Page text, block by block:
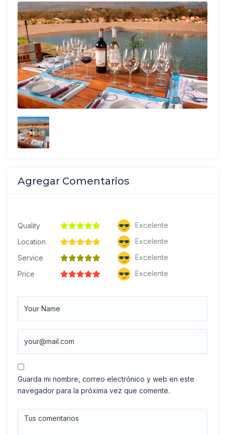
Agregar Comentarios
Quality
Excelente
Location
Excelente
Service
Excelente
Price
Excelente
Guarda mi nombre, correo electrónico y web en este
navegador para la próxima vez que comente.